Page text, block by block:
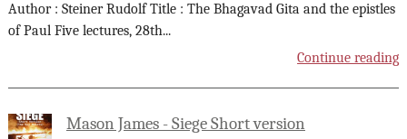
Author : Steiner Rudolf Title : The Bhagavad Gita and the epistles
of Paul Five lectures, 28th...
Continue reading
Mason James - Siege Short version